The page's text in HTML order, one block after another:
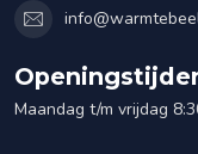
Maandag t/m vrijdag